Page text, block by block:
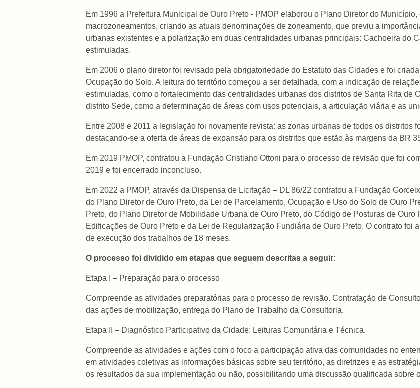
Em 1996 a Prefeitura Municipal de Ouro Preto - PMOP elaborou o Plano Diretor do
macrozoneamentos, criando as atuais denominações de zoneamento, que previu a
urbanas existentes e a polarização em duas centralidades urbanas principais: Cachoeira do
estimuladas.
Em 2006 o plano diretor foi revisado pela obrigatoriedade do Estatuto das Cidades e foi
Ocupação do Solo. A leitura do território começou a ser detalhada, com a indicação de
estimuladas, como o fortalecimento das centralidades urbanas dos distritos de Santa Rita de
distrito Sede, como a determinação de áreas com usos potenciais, a articulação viária e as
Entre 2008 e 2011 a legislação foi novamente revista: as zonas urbanas de todos os distritos
destacando-se a oferta de áreas de expansão para os distritos que estão às margens da BR
Em 2019 PMOP, contratou a Fundação Cristiano Ottoni para o processo de revisão que foi
2019 e foi encerrado inconcluso.
Em 2022 a PMOP, através da Dispensa de Licitação – DL 86/22 contratou a Fundação
do Plano Diretor de Ouro Preto, da Lei de Parcelamento, Ocupação e Uso do Solo de Ouro
Preto, do Plano Diretor de Mobilidade Urbana de Ouro Preto, do Código de Posturas de
Edificações de Ouro Preto e da Lei de Regularização Fundiária de Ouro Preto. O contrato foi
de execução dos trabalhos de 18 meses.
O processo foi dividido em etapas que seguem descritas a seguir:
Etapa I – Preparação para o processo
Compreende as atividades preparatórias para o processo de revisão. Contratação de
das ações de mobilização, entrega do Plano de Trabalho da Consultoria.
Etapa II – Diagnóstico Participativo da Cidade: Leituras Comunitária e Técnica.
Compreende as atividades e ações com o foco a participação ativa das comunidades no
em atividades coletivas as informações básicas sobre seu território, as diretrizes e as
os resultados da sua implementação ou não, possibilitando uma discussão qualificada sobre